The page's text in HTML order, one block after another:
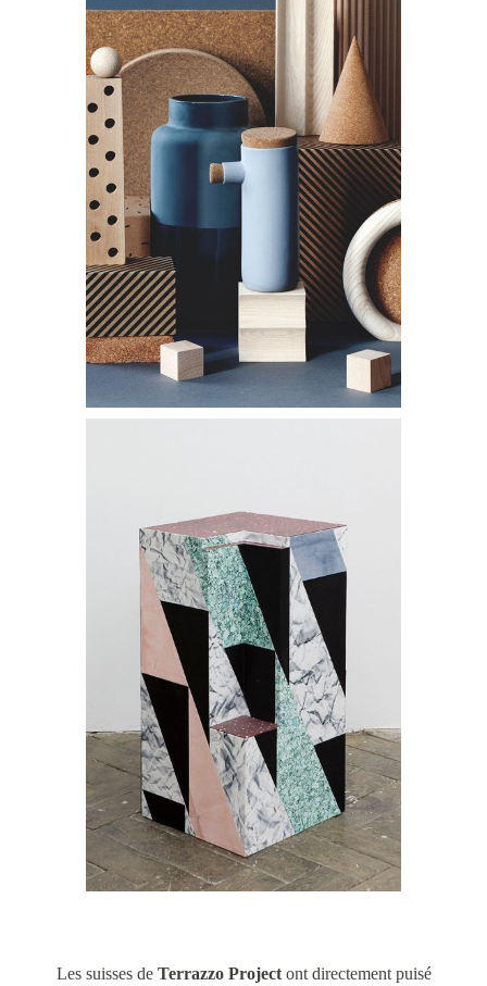
Les suisses de Terrazzo Projectont directement puisé